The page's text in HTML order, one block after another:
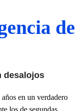
de
desalojos
en un verdadero
los de segundas